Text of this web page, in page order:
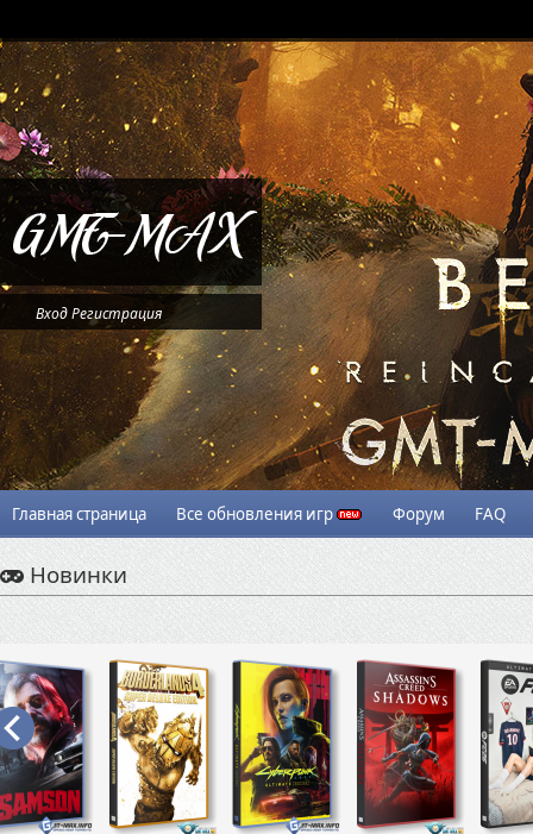
ВходРегистрация
Главная страница Все обновления игр Форум FAQ
Новинки